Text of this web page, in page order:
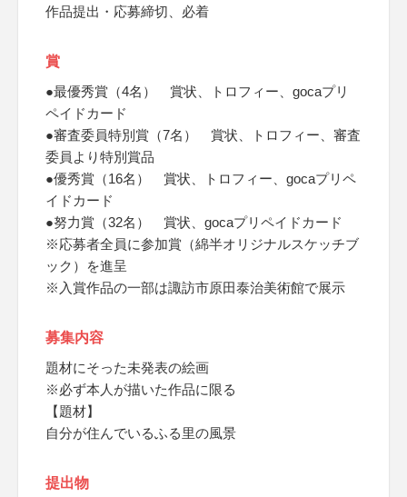
作品提出・応募締切、必着
賞
●最優秀賞（4名） 賞状、トロフィー、gocaプリ
ペイドカード
●審査委員特別賞（7名） 賞状、トロフィー、審査
委員より特別賞品
●優秀賞（16名） 賞状、トロフィー、gocaプリペ
イドカード
●努力賞（32名） 賞状、gocaプリペイドカード
※応募者全員に参加賞（綿半オリジナルスケッチブ
ック）を進呈
※入賞作品の一部は諏訪市原田泰治美術館で展示
募集内容
題材にそった未発表の絵画
※必ず本人が描いた作品に限る
【題材】
自分が住んでいるふる里の風景
提出物